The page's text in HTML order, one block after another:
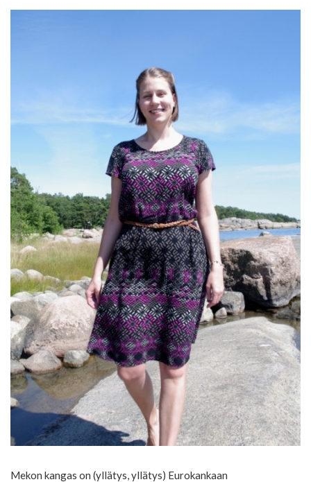
Mekon kangas on (yllätys, yllätys) Eurokankaan